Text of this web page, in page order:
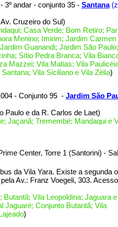
3º andar - conjunto 35 - Santana
Cruzeiro do Sul)
Casa Verde; Bom Retiro;
Menino; Imirim; Jardim Carmen
Guanandi; Jardim São Paulo;
Sítio Pedra Branca; Vila
Mazzei; Vila Matias; Vila
Vila Siciliano e Vila Zélia)
- Conjunto 95 - Jardim São
Paulo e da R. Carlos de Laet)
Jaçanã; Tremembé; Mandaqui e
Center, Torre 1 (Santorini) -
da Vila Yara. Existe a segunda
Av.: Franz Voegeli, 303.
Butantã; Vila Leopoldina; Jaguara
Jaguaré; Conjunto Butantã; Vila
)